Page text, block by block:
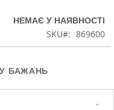
НЕМАЄ У НАЯВНОСТІ
SKU
869600
БАЖАНЬ